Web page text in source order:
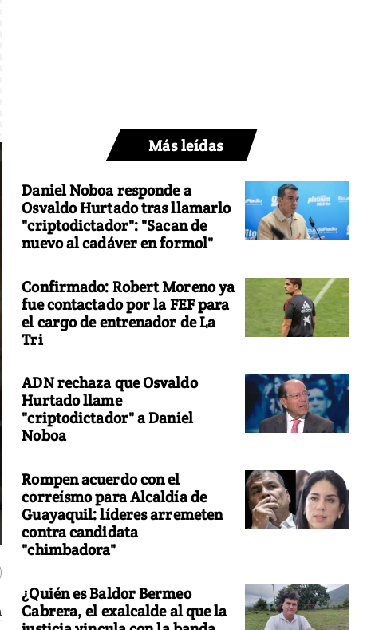
Más leídas
Daniel Noboa responde a
Osvaldo Hurtado tras llamarlo
"criptodictador": "Sacan de
nuevo al cadáver en formol"
Confirmado: Robert Moreno ya
fue contactado por la FEF para
el cargo de entrenador de La
Tri
ADN rechaza que Osvaldo
Hurtado llame
"criptodictador" a Daniel
Noboa
Rompen acuerdo con el
correísmo para Alcaldía de
Guayaquil: líderes arremeten
contra candidata
"chimbadora"
¿Quién es Baldor Bermeo
Cabrera, el exalcalde al que la